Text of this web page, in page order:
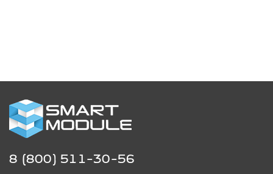
8 (800) 511-30-56